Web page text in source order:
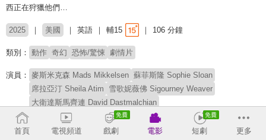
西正在狩獵他們…
2025 美國 英語 輔15 106 分鐘
類別： 動作 奇幻 恐怖/驚悚 劇情片
演員： 麥斯米克森 Mads Mikkelsen 蘇菲斯隆 Sophie Sloan
席拉亞汀 Sheila Atim
雪歌妮薇佛 Sigourney Weaver
大衛達斯馬齊連 David Dastmalchian
蕾貝卡韓德森 Rebecca Henderson
萊恩克魯斯 Line Kruse
卡斯帕爾菲利普森 Caspar Phillipson 阿蒙德威利斯 Armond Willis
首頁 電視頻道 戲劇 電影 短劇 更多